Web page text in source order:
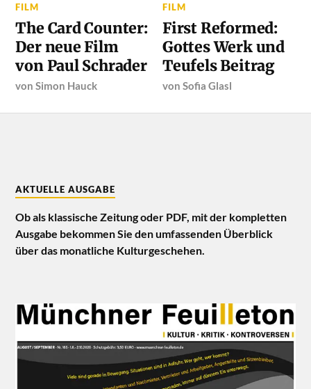
FILM
The Card Counter:
Der neue Film
von Paul Schrader
vonSimon Hauck
FILM
First Reformed:
Gottes Werk und
Teufels Beitrag
vonSofia Glasl
AKTUELLE AUSGABE
Ob als klassische Zeitung oder PDF, mit der kompletten
Ausgabe bekommen Sie den umfassenden Überblick
über das monatliche Kulturgeschehen.